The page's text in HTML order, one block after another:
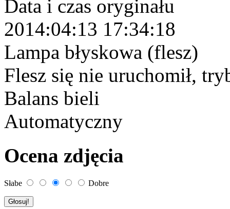
Data i czas oryginału
2014:04:13 17:34:18
Lampa błyskowa (flesz)
Flesz się nie uruchomił,
Balans bieli
Automatyczny
Ocena zdjęcia
Słabe Dobre